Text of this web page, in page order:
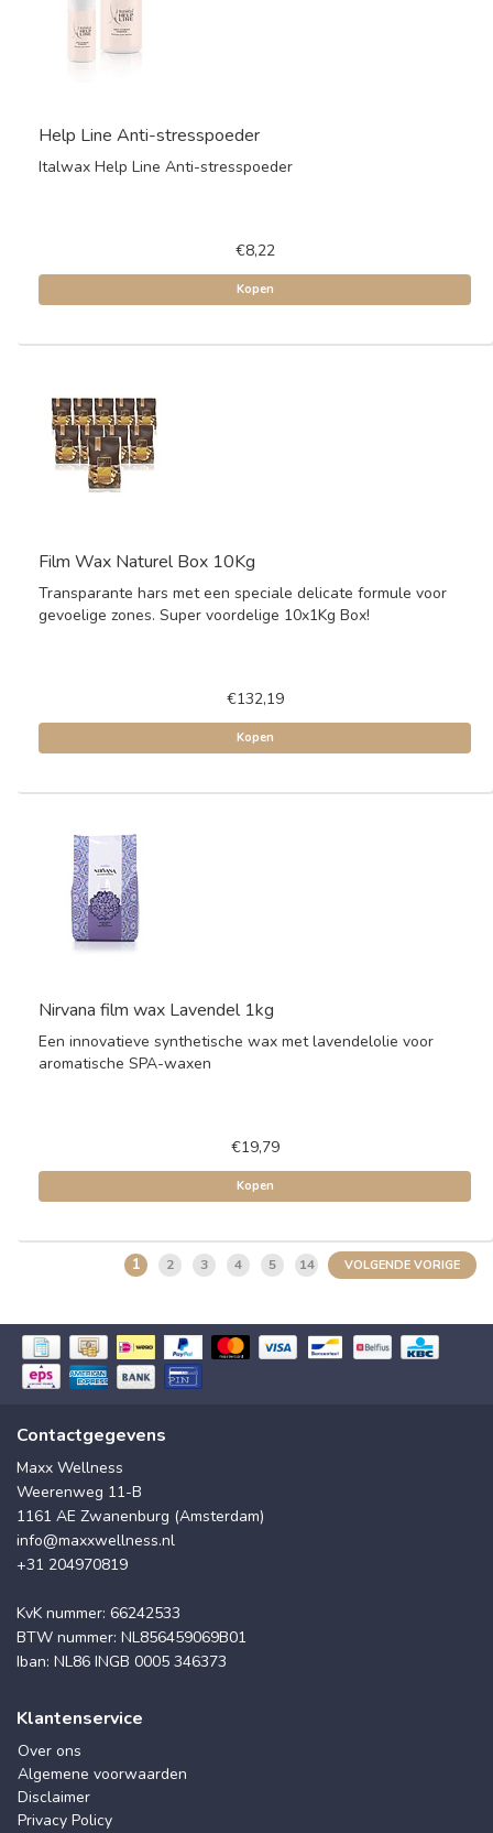
Help Line Anti-stresspoeder
Italwax Help Line Anti-stresspoeder
€8,22
Kopen
Film Wax Naturel Box 10Kg
Transparante hars met een speciale delicate formule voor
gevoelige zones. Super voordelige 10x1Kg Box!
€132,19
Kopen
Nirvana film wax Lavendel 1kg
Een innovatieve synthetische wax met lavendelolie voor
aromatische SPA-waxen
€19,79
Kopen
1 2 3 4 5 14 VOLGENDE VORIGE
Contactgegevens
Maxx Wellness
Weerenweg 11-B
1161 AE Zwanenburg (Amsterdam)
info@maxxwellness.nl
+31 204970819
KvK nummer: 66242533
BTW nummer: NL856459069B01
Iban: NL86 INGB 0005 346373
Klantenservice
Over ons
Algemene voorwaarden
Disclaimer
Privacy Policy